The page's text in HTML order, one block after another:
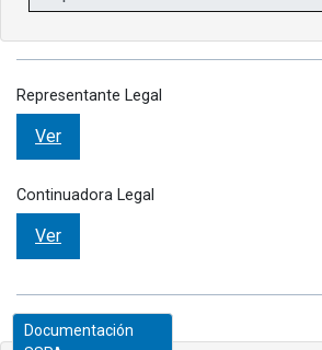
Representante Legal
Ver
Continuadora Legal
Ver
Documentación